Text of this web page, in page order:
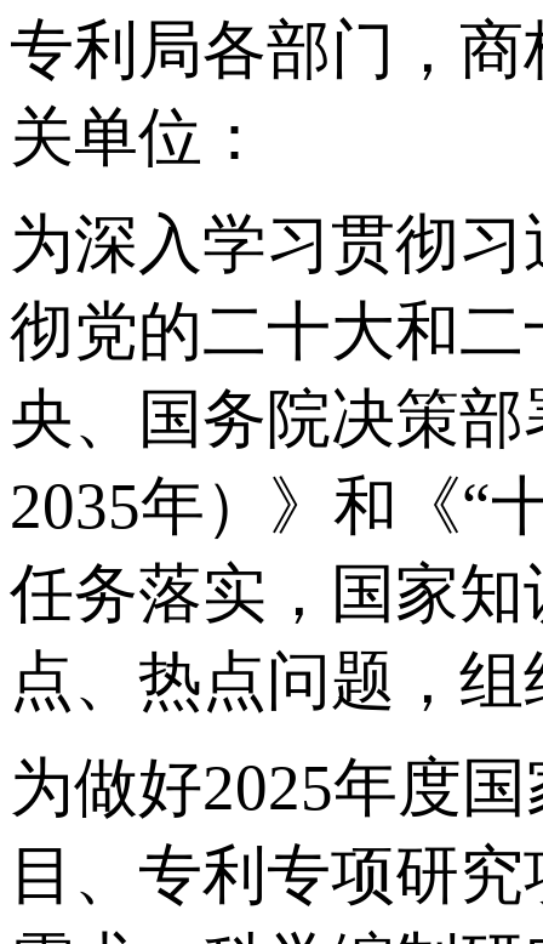
专利局各部门，
关单位：
为深入学习贯彻
彻党的二十大和
央、国务院决策
2035年）》和《“
任务落实，国家
点、热点问题，
为做好2025年度
目、专利专项研